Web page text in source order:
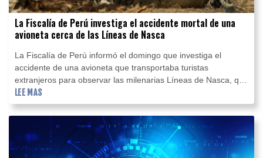
La Fiscalía de Perú investiga el accidente mortal de una
avioneta cerca de las Líneas de Nasca
La Fiscalía de Perú informó el domingo que investiga el
accidente de una avioneta que transportaba turistas
extranjeros para observar las milenarias Líneas de Nasca, que
causó la muerte de las 13 personas a bordo.
LEE MAS